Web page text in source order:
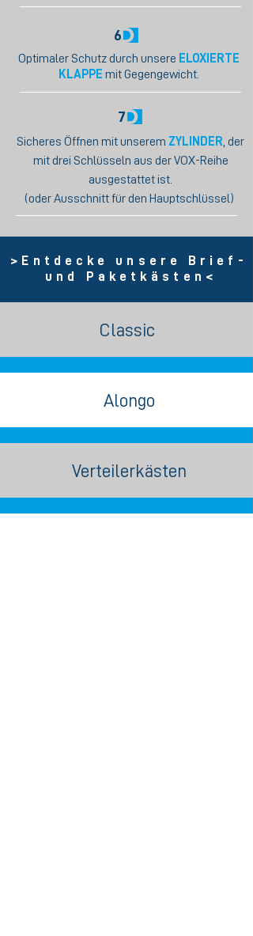
6
Optimaler Schutz durch unsere ELOXIERTE
KLAPPE mit Gegengewicht.
7
Sicheres Öffnen mit unserem ZYLINDER , der
mit drei Schlüsseln aus der VOX-Reihe
ausgestattet ist.
(oder Ausschnitt für den Hauptschlüssel)
>Entdecke unsere Brief-
und Paketkästen <
Classic
Alongo
Verteilerkästen